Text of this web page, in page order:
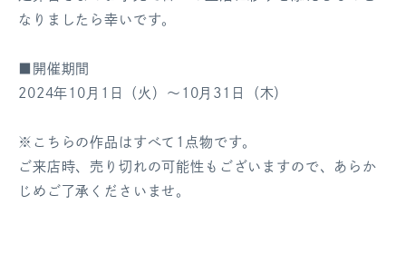
なりましたら幸いです。
■開催期間
2024年10月1日（火）～10月31日（木）
※こちらの作品はすべて1点物です。
ご来店時、売り切れの可能性もございますので、あらか
じめご了承くださいませ。